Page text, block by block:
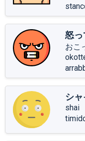
怒っ
おこ
シャ
shai